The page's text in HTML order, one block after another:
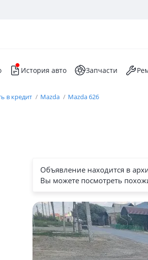
История авто Запчасти
в кредит Mazda Mazda 626
Объявление находится в
Вы можете посмотреть